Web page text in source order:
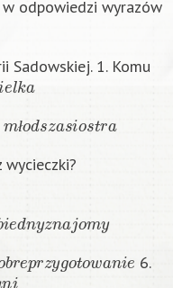
odpowiedzi wyrazów
Sadowskiej. 1. Komu
e lka
ł
ło d o r
wycieczki?
ie dn o
b t ie
6.
i